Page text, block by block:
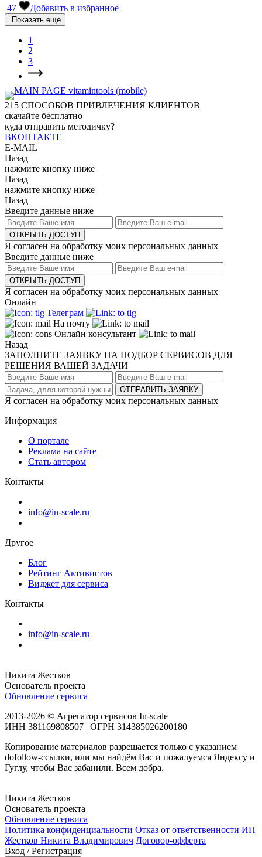
47
Добавить в избранное
Показать еще
1
2
3
215 СПОСОБОВ ПРИВЛЕЧЕНИЯ КЛИЕНТОВ
скачайте бесплатно
куда отправить методичку?
ВКОНТАКТЕ
E-MAIL
Назад
нажмите кнопку ниже
Назад
нажмите кнопку ниже
Назад
Введите данные ниже
ОТКРЫТЬ ДОСТУП
Я согласен на обработку моих персональных данных
Введите данные ниже
ОТКРЫТЬ ДОСТУП
Я согласен на обработку моих персональных данных
Онлайн
Телеграм
На почту
Онлайн консультант
Назад
ЗАПОЛНИТЕ ЗАЯВКУ НА ПОДБОР СЕРВИСОВ ДЛЯ
РЕШЕНИЯ ВАШЕЙ ЗАДАЧИ
ОТПРАВИТЬ ЗАЯВКУ
Я согласен на обработку моих персональных данных
Информация
О портале
Реклама на сайте
Стать автором
Контакты
info@in-scale.ru
Другое
Блог
Рейтинг Активистов
Виджет для сервиса
Контакты
info@in-scale.ru
Никита Жестков
Основатель проекта
Обновление сервиса
2013-2026 © Агрегатор сервисов In-scale
ИНН 381169808507 | ОГРН 314385026200180
Копирование материалов разрешается только с указанием
dofollow-ссылки, или мы найдём Вас и пожалуемся Яндексу и
Гуглу, чтобы Вас забанили. Всем добра.
Никита Жестков
Основатель проекта
Обновление сервиса
Политика конфиденциальности Отказ от ответственности ИП
Жестков Никита Владимирович Договор-офферта
Вход / Регистрация